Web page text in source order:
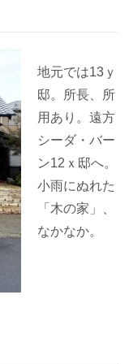
地元では13ｙ
邸。所長、所
用あり。遠方
シーダ・バー
ン12ｘ邸へ。
小雨にぬれた
「木の家」、
なかなか。